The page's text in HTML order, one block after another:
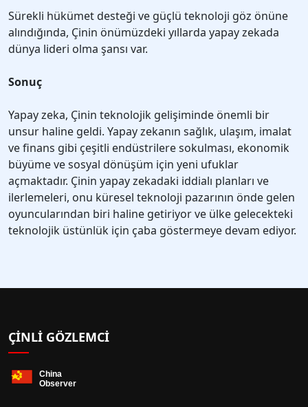
Sürekli hükümet desteği ve güçlü teknoloji göz önüne
alındığında, Çinin önümüzdeki yıllarda yapay zekada
dünya lideri olma şansı var.
Sonuç
Yapay zeka, Çinin teknolojik gelişiminde önemli bir
unsur haline geldi. Yapay zekanın sağlık, ulaşım, imalat
ve finans gibi çeşitli endüstrilere sokulması, ekonomik
büyüme ve sosyal dönüşüm için yeni ufuklar
açmaktadır. Çinin yapay zekadaki iddialı planları ve
ilerlemeleri, onu küresel teknoloji pazarının önde gelen
oyuncularından biri haline getiriyor ve ülke gelecekteki
teknolojik üstünlük için çaba göstermeye devam ediyor.
ÇINLI GÖZLEMCI